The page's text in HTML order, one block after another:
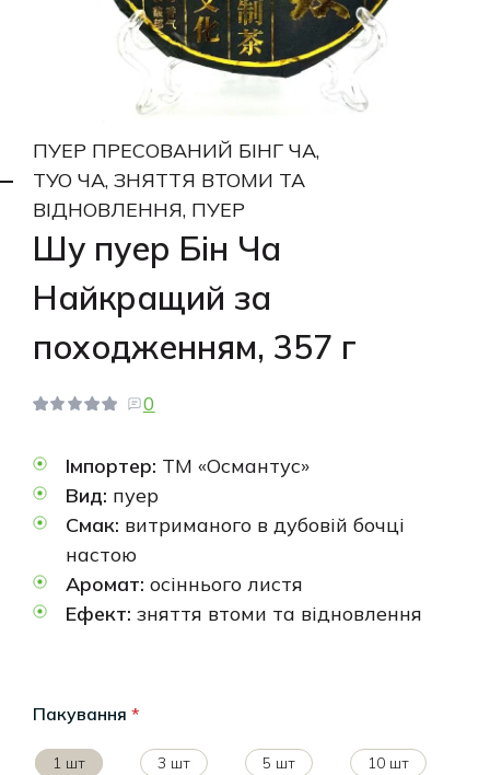
ПУЕР ПРЕСОВАНИЙ БІНГ ЧА,
ТУО ЧА, ЗНЯТТЯ ВТОМИ ТА
ВІДНОВЛЕННЯ, ПУЕР
Шу пуер Бін Ча
Найкращий за
походженням, 357 г
0
Імпортер: ТМ «Османтус»
Вид: пуер
Смак: витриманого в дубовій бочці
настою
Аромат: осіннього листя
Ефект: зняття втоми та відновлення
Пакування *
1 шт 3 шт 5 шт 10 шт